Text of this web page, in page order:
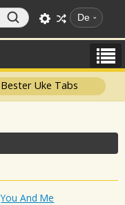
De
Bester Uke Tabs
You And Me